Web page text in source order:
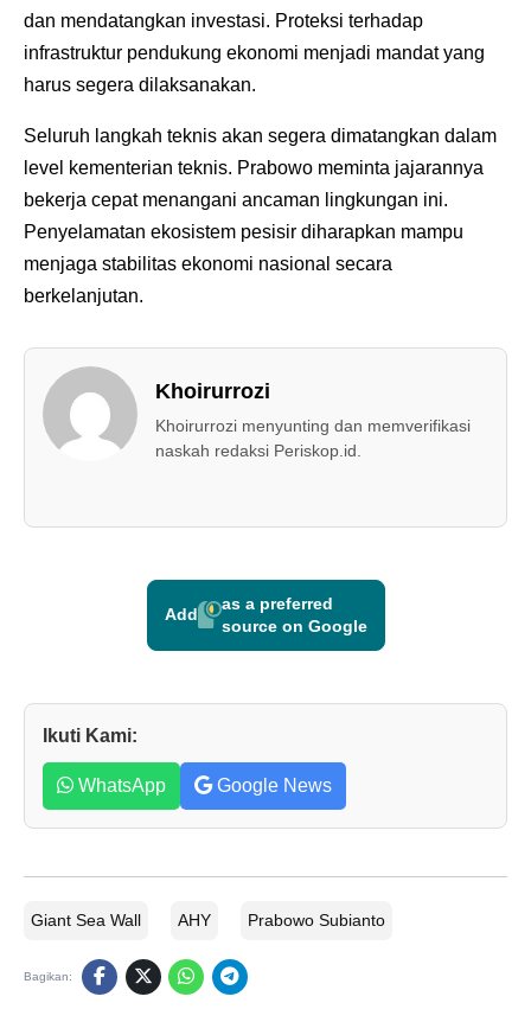
dan mendatangkan investasi. Proteksi terhadap
infrastruktur pendukung ekonomi menjadi mandat yang
harus segera dilaksanakan.
Seluruh langkah teknis akan segera dimatangkan dalam
level kementerian teknis. Prabowo meminta jajarannya
bekerja cepat menangani ancaman lingkungan ini.
Penyelamatan ekosistem pesisir diharapkan mampu
menjaga stabilitas ekonomi nasional secara
berkelanjutan.
Khoirurrozi
Khoirurrozi menyunting dan memverifikasi
naskah redaksi Periskop.id.
Add
as a preferred
source on Google
Ikuti Kami:
WhatsApp Google News
Giant Sea Wall AHY Prabowo Subianto
Bagikan: